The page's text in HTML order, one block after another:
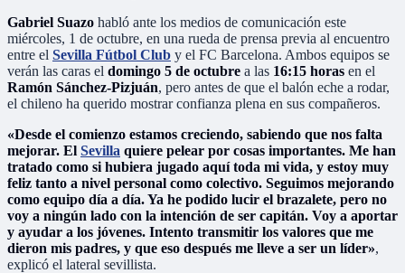
Gabriel Suazo habló ante los medios de comunicación este
miércoles, 1 de octubre, en una rueda de prensa previa al encuentro
entre el Sevilla Fútbol Club y el FC Barcelona. Ambos equipos se
verán las caras el domingo 5 de octubre a las 16:15 horas en el
Ramón Sánchez-Pizjuán, pero antes de que el balón eche a rodar,
el chileno ha querido mostrar confianza plena en sus compañeros.
«Desde el comienzo estamos creciendo, sabiendo que nos falta
mejorar. El Sevilla quiere pelear por cosas importantes. Me han
tratado como si hubiera jugado aquí toda mi vida, y estoy muy
feliz tanto a nivel personal como colectivo. Seguimos mejorando
como equipo día a día. Ya he podido lucir el brazalete, pero no
voy a ningún lado con la intención de ser capitán. Voy a aportar
y ayudar a los jóvenes. Intento transmitir los valores que me
dieron mis padres, y que eso después me lleve a ser un líder»,
explicó el lateral sevillista.